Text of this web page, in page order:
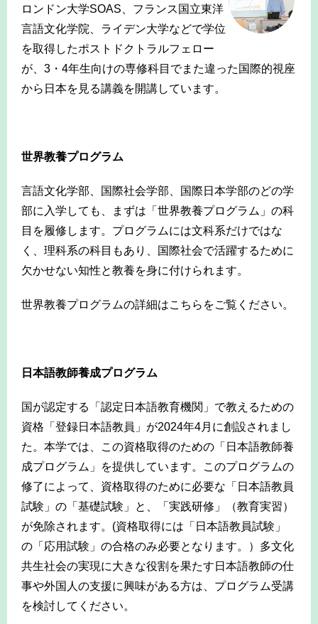
ロンドン大学SOAS、フランス国立東洋
言語文化学院、ライデン大学などで学位
を取得したポストドクトラルフェロー
が、3・4年生向けの専修科目でまた違った国際的視座
から日本を見る講義を開講しています。
世界教養プログラム
言語文化学部、国際社会学部、国際日本学部のどの学
部に入学しても、まずは「世界教養プログラム」の科
目を履修します。プログラムには文科系だけではな
く、理科系の科目もあり、国際社会で活躍するために
欠かせない知性と教養を身に付けられます。
世界教養プログラムの詳細はこちらをご覧ください。
日本語教師養成プログラム
国が認定する「認定日本語教育機関」で教えるための
資格「登録日本語教員」が2024年4月に創設されまし
た。本学では、この資格取得のための「日本語教師養
成プログラム」を提供しています。このプログラムの
修了によって、資格取得のために必要な「日本語教員
試験」の「基礎試験」と、「実践研修」（教育実習）
が免除されます。(資格取得には「日本語教員試験」
の「応用試験」の合格のみ必要となります。）多文化
共生社会の実現に大きな役割を果たす日本語教師の仕
事や外国人の支援に興味がある方は、プログラム受講
を検討してください。